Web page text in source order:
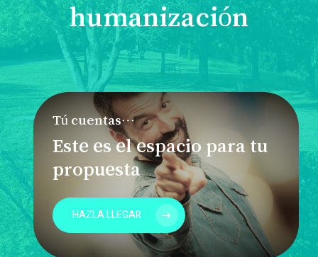
humanización
Tú cuentas…
Este es el espacio para tu
propuesta
HAZLA LLEGAR